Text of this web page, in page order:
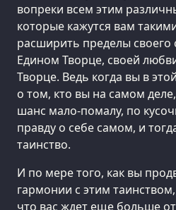
вопреки всем этим
которые кажутся вам
расширить пределы своего
Едином Творце, своей
Творце. Ведь когда вы в
о том, кто вы на самом
шанс мало-помалу, по
правду о себе самом, и
таинство.
И по мере того, как вы
гармонии с этим
что вас ждет еще больше